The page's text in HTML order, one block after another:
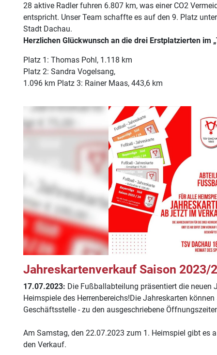
28 aktive Radler fuhren 6.807 km, was einer CO2
entspricht. Unser Team schaffte es auf den 9. Platz
Stadt Dachau.
Herzlichen Glückwunsch an die drei Erstplatzierten im
Platz 1: Thomas Pohl, 1.118 km
Platz 2: Sandra Vogelsang,
1.096 km Platz 3: Rainer Maas, 443,6 km
Jahreskartenverkauf Saison 2023/
17.07.2023: Die Fußballabteilung präsentiert die neuen
Heimspiele des Herrenbereichs!Die Jahreskarten
Geschäftsstelle - zu den ausgeschriebene
Am Samstag, den 22.07.2023 zum 1. Heimspiel gibt es
den Verkauf.